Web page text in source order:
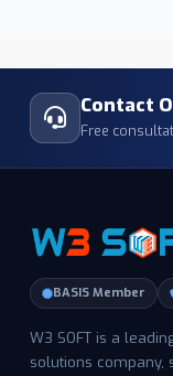
Contact
Free
BASIS Member
W3 SOFT is a
solutions company,